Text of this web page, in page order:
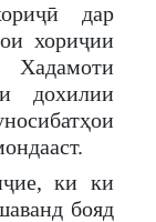
дар
хориҷии
дохилии
ки ки
бояд